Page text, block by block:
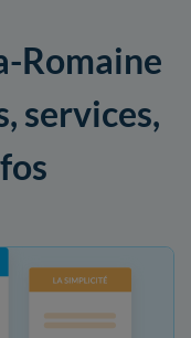
Romaine
services,